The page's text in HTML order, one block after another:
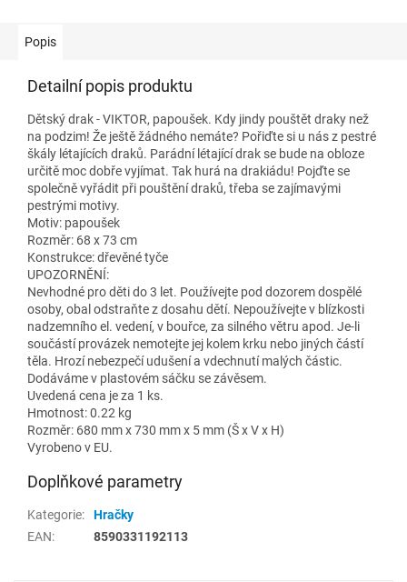
Popis
Detailní popis produktu
Dětský drak - VIKTOR, papoušek. Kdy jindy pouštět draky než
na podzim! Že ještě žádného nemáte? Pořiďte si u nás z pestré
škály létajících draků. Parádní létající drak se bude na obloze
určitě moc dobře vyjímat. Tak hurá na drakiádu! Pojďte se
společně vyřádit při pouštění draků, třeba se zajímavými
pestrými motivy.
Motiv: papoušek
Rozměr: 68 x 73 cm
Konstrukce: dřevěné tyče
UPOZORNĚNÍ:
Nevhodné pro děti do 3 let. Používejte pod dozorem dospělé
osoby, obal odstraňte z dosahu dětí. Nepoužívejte v blízkosti
nadzemního el. vedení, v bouřce, za silného větru apod. Je-li
součástí provázek nemotejte jej kolem krku nebo jiných částí
těla. Hrozí nebezpečí udušení a vdechnutí malých částic.
Dodáváme v plastovém sáčku se závěsem.
Uvedená cena je za 1 ks.
Hmotnost: 0.22 kg
Rozměr: 680 mm x 730 mm x 5 mm (Š x V x H)
Vyrobeno v EU.
Doplňkové parametry
Kategorie:
Hračky
EAN: 8590331192113